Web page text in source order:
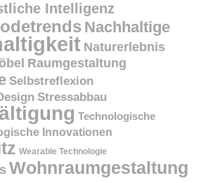
Intelligenz
Nachhaltige
Naturerlebnis
Raumgestaltung
Selbstreflexion
Stressabbau
Technologische
Innovationen
Wearable Technologie
Wohnraumgestaltung